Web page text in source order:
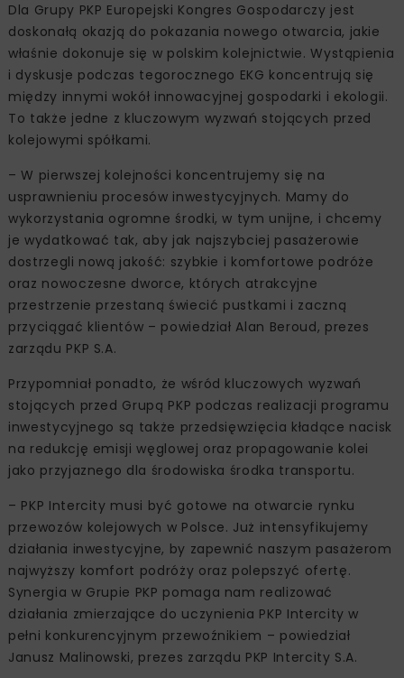
Dla Grupy PKP Europejski Kongres Gospodarczy jest
doskonałą okazją do pokazania nowego otwarcia, jakie
właśnie dokonuje się w polskim kolejnictwie. Wystąpienia
i dyskusje podczas tegorocznego EKG koncentrują się
między innymi wokół innowacyjnej gospodarki i ekologii.
To także jedne z kluczowym wyzwań stojących przed
kolejowymi spółkami.
– W pierwszej kolejności koncentrujemy się na
usprawnieniu procesów inwestycyjnych. Mamy do
wykorzystania ogromne środki, w tym unijne, i chcemy
je wydatkować tak, aby jak najszybciej pasażerowie
dostrzegli nową jakość: szybkie i komfortowe podróże
oraz nowoczesne dworce, których atrakcyjne
przestrzenie przestaną świecić pustkami i zaczną
przyciągać klientów – powiedział Alan Beroud, prezes
zarządu PKP S.A.
Przypomniał ponadto, że wśród kluczowych wyzwań
stojących przed Grupą PKP podczas realizacji programu
inwestycyjnego są także przedsięwzięcia kładące nacisk
na redukcję emisji węglowej oraz propagowanie kolei
jako przyjaznego dla środowiska środka transportu.
– PKP Intercity musi być gotowe na otwarcie rynku
przewozów kolejowych w Polsce. Już intensyfikujemy
działania inwestycyjne, by zapewnić naszym pasażerom
najwyższy komfort podróży oraz polepszyć ofertę.
Synergia w Grupie PKP pomaga nam realizować
działania zmierzające do uczynienia PKP Intercity w
pełni konkurencyjnym przewoźnikiem – powiedział
Janusz Malinowski, prezes zarządu PKP Intercity S.A.